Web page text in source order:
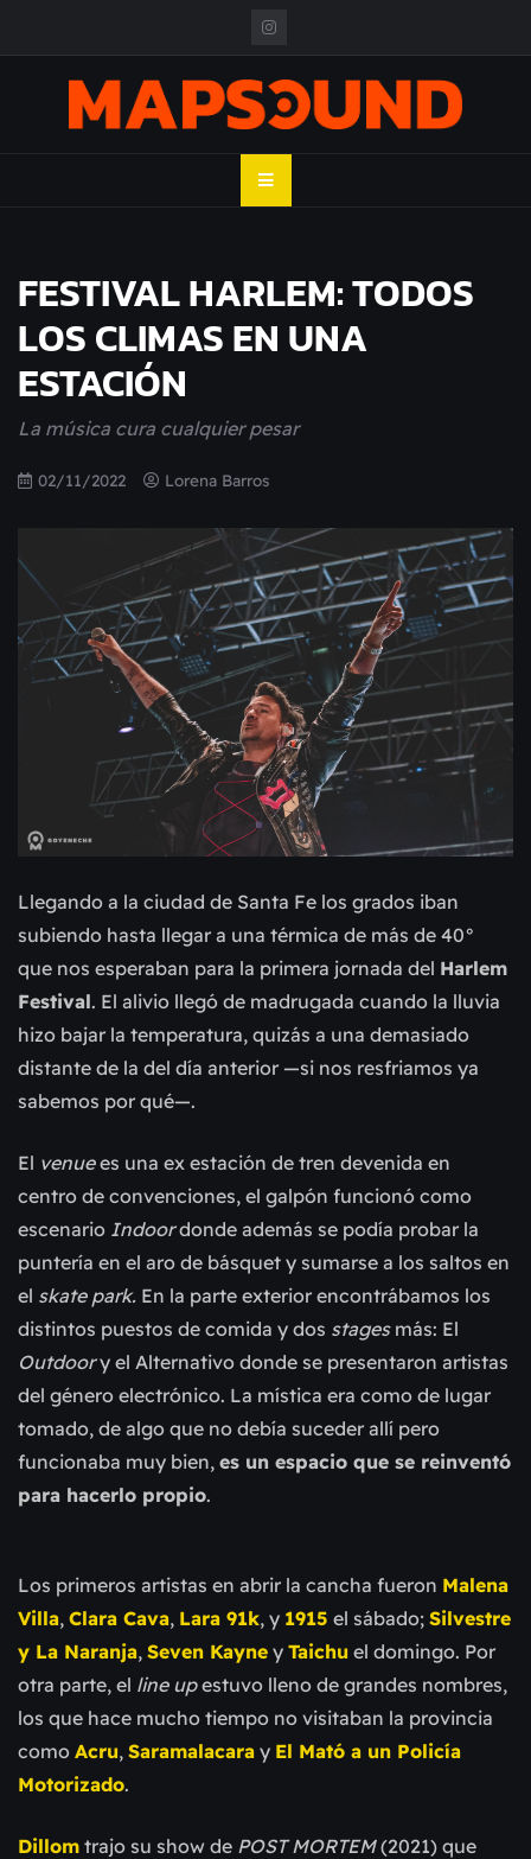
MAPSOUND
FESTIVAL HARLEM: TODOS
LOS CLIMAS EN UNA
ESTACIÓN
La música cura cualquier pesar
02/11/2022 Lorena Barros
Llegando a la ciudad de Santa Fe los grados iban
subiendo hasta llegar a una térmica de más de 40°
que nos esperaban para la primera jornada del Harlem
Festival. El alivio llegó de madrugada cuando la lluvia
hizo bajar la temperatura, quizás a una demasiado
distante de la del día anterior —si nos resfriamos ya
sabemos por qué—.
El venuees una ex estación de tren devenida en
centro de convenciones, el galpón funcionó como
escenario Indoordonde además se podía probar la
puntería en el aro de básquet y sumarse a los saltos en
el skate park. En la parte exterior encontrábamos los
distintos puestos de comida y dos stagesmás: El
Outdoory el Alternativo donde se presentaron artistas
del género electrónico. La mística era como de lugar
tomado, de algo que no debía suceder allí pero
funcionaba muy bien, es un espacio que se reinventó
para hacerlo propio.
Los primeros artistas en abrir la cancha fueron Malena
Villa, Clara Cava, Lara 91k, y 1915 el sábado; Silvestre
y La Naranja, Seven Kayne y Taichu el domingo. Por
otra parte, el line upestuvo lleno de grandes nombres,
los que hace mucho tiempo no visitaban la provincia
como Acru, Saramalacara y El Mató a un Policía
Motorizado.
Dillom trajo su show de POST MORTEM(2021) que